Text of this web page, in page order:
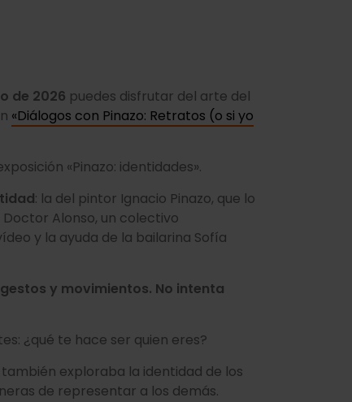
de 2026 puedes disfrutar del arte del
«Diálogos con Pinazo: Retratos (o si yo
«Pinazo: identidades».
: la del pintor Ignacio Pinazo, que lo
Doctor Alonso, un colectivo
y la ayuda de la bailarina Sofía
y movimientos. No intenta
¿qué te hace ser quien eres?
exploraba la identidad de los
de representar a los demás.